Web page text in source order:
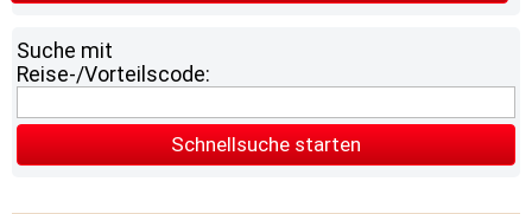
Suche mit
Reise-/Vorteilscode:
Schnellsuche starten